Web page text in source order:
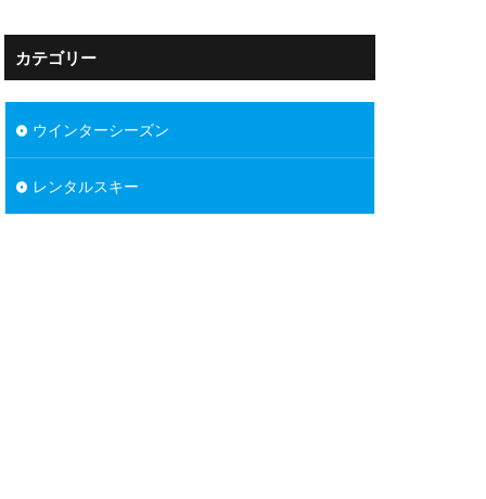
カテゴリー
ウインターシーズン
レンタルスキー